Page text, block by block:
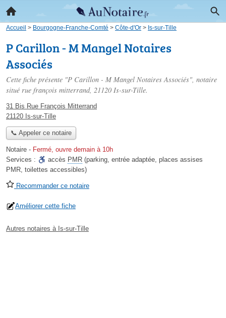
Accueil > Bourgogne-Franche-Comté > Côte-d'Or > Is-sur-Tille
P Carillon - M Mangel Notaires
Associés
Cette fiche présente "P Carillon - M Mangel Notaires Associés", notaire
situé rue françois mitterrand, 21120 Is-sur-Tille.
31 Bis Rue François Mitterrand
21120 Is-sur-Tille
📞 Appeler ce notaire
Notaire - Fermé, ouvre demain à 10h
Services :
accès PMR (parking, entrée adaptée, places assises
PMR, toilettes accessibles)
Recommander ce notaire
Améliorer cette fiche
Autres notaires à Is-sur-Tille